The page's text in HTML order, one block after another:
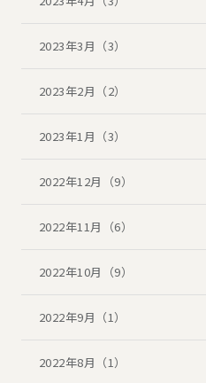
2023年3月（3）
2023年2月（2）
2023年1月（3）
2022年12月（9）
2022年11月（6）
2022年10月（9）
2022年9月（1）
2022年8月（1）